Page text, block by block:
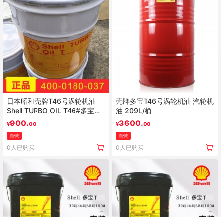
日本昭和壳牌T46号涡轮机油
Shell TURBO OIL T46#多宝高
品质工业蒸汽/燃气涡轮机油
20L
¥900.00
自营
0人已购买
壳牌多宝T46号涡轮机油 汽轮机
油 209L/桶
¥3600.00
自营
0人已购买